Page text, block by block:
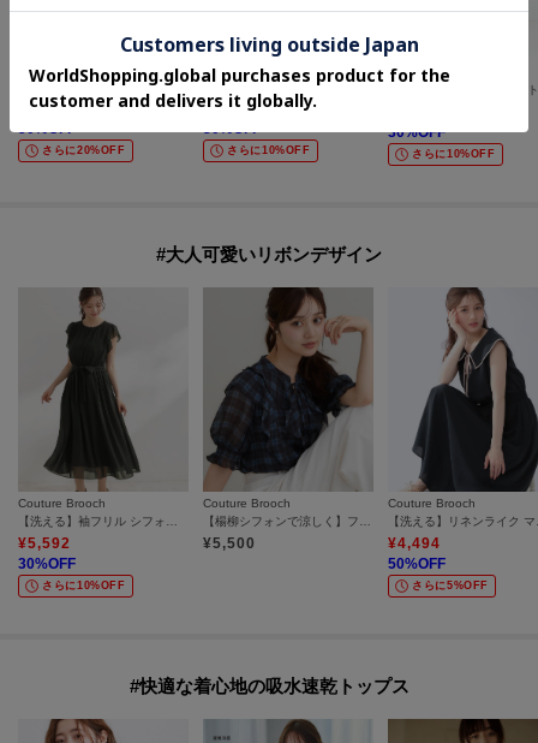
ITS' DEMO
袖口シアーリブニット
1,925
さらに20%OFF
OPAQUE.CLIP
レースフレアスリーブブラウス【洗濯機OK】
¥ 4,185
さらに10%OFF
SHOO・LA・RUE
30%OFF
さらに10%OFF
#大人可愛いリボンデザイン
Couture Brooch
【洗える】袖フリル シフォン ギャザーワンピース
¥5,592
30%OFF
さらに10%OFF
Couture Brooch
【楊柳シフォンで涼しく】フリルチェックブラウス
¥5,500
Couture Brooch
【洗
¥4,494
50%OFF
さらに5%OFF
#快適な着心地の吸水速乾トップス